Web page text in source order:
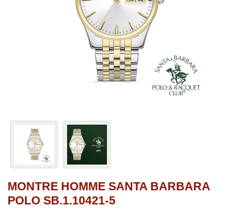
MONTRE HOMME SANTA BARBARA
POLO SB.1.10421-5